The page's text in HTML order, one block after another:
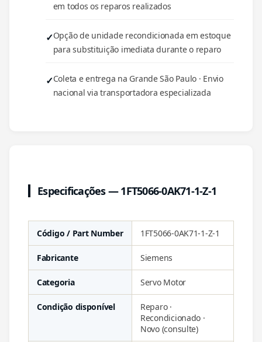
em todos os reparos realizados
Opção de unidade recondicionada em estoque
para substituição imediata durante o reparo
Coleta e entrega na Grande São Paulo · Envio
nacional via transportadora especializada
Especificações — 1FT5066-0AK71-1-Z-1
Código / Part Number 1FT5066-0AK71-1-Z-1
Fabricante Siemens
Categoria Servo Motor
Condição disponível
Reparo ·
Recondicionado ·
Novo (consulte)